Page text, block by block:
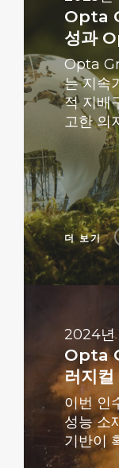
Opta
성과
Opta
는 지속
적 지배
고한 의
더 보기
2024년
Opta
러지
이번 인
성능 소
기반이